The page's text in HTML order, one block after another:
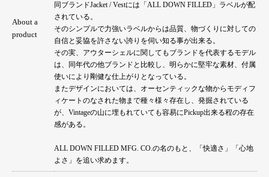
About a
product
同ブランドJacket / Vestには「ALL DOWN FILLED」ラベルが配
されている。
そのシンプルで力強いラベルからは品質、物づくりに対しての
自信と妥協を許さない誇りを伺い知る事が出来る。
その実、アウターシェルに関してもブランドを代表するモデル
は、同年代の他ブランドと比較し、明らかに堅牢な素材、付属
使いにより剛健な仕上がりとなっている。
またデザインにおいては、オーセンティックな物からモディフ
ィケートのなされた物まで種々様々存在し、発掘されている
が、Vintageの山に埋もれていても容易にPickup出来る程の存在
感がある。
ALL DOWN FILLED MFG. CO.の名のもと、「快適さ」「心地
よさ」を追い求めます。